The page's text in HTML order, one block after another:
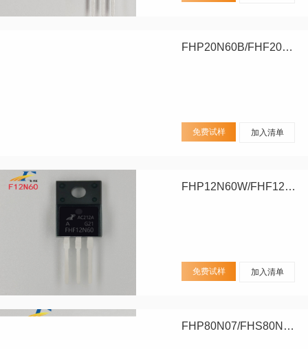
FHP20N60B/FHF20N60B/FHA20N60B
免费试样 加入清单
FHP12N60W/FHF12N60W
免费试样 加入清单
FHP80N07/FHS80N07/FHD80N07